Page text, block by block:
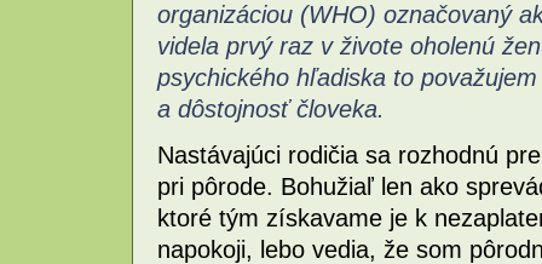
organizáciou (WHO) označovaný
videla prvý raz v živote oholenú
psychického hľadiska to
a dôstojnosť človeka.
Nastávajúci rodičia sa rozhodnú
pri pôrode. Bohužiaľ len ako
ktoré tým získavame je k
napokoji, lebo vedia, že som